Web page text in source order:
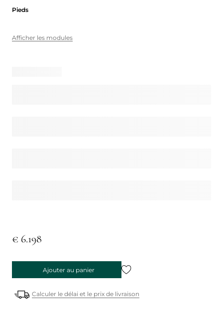
Pieds
Afficher les modules
€ 6.198
Ajouter au panier
Calculer le délai et le prix de livraison